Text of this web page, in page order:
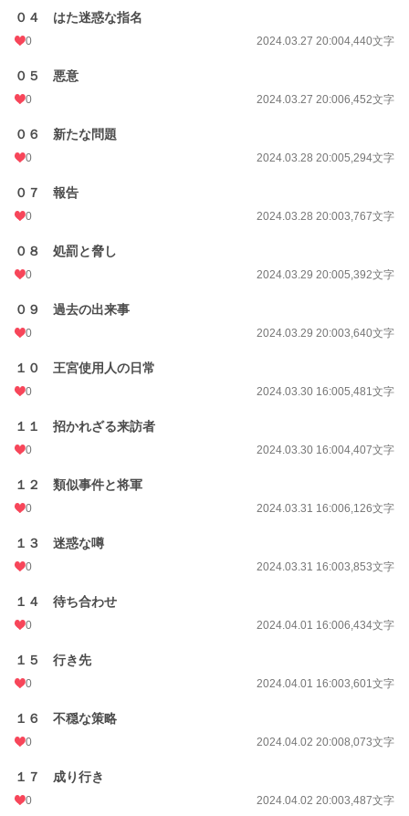
月間ポイント
累計ポイント
０４ はた迷惑な指名
0 2024.03.27 20:004,440文字
０５ 悪意
0 2024.03.27 20:006,452文字
０６ 新たな問題
0 2024.03.28 20:005,294文字
０７ 報告
0 2024.03.28 20:003,767文字
０８ 処罰と脅し
0 2024.03.29 20:005,392文字
０９ 過去の出来事
0 2024.03.29 20:003,640文字
１０ 王宮使用人の日常
0 2024.03.30 16:005,481文字
１１ 招かれざる来訪者
0 2024.03.30 16:004,407文字
１２ 類似事件と将軍
0 2024.03.31 16:006,126文字
１３ 迷惑な噂
0 2024.03.31 16:003,853文字
１４ 待ち合わせ
0 2024.04.01 16:006,434文字
１５ 行き先
0 2024.04.01 16:003,601文字
１６ 不穏な策略
0 2024.04.02 20:008,073文字
１７ 成り行き
0 2024.04.02 20:003,487文字